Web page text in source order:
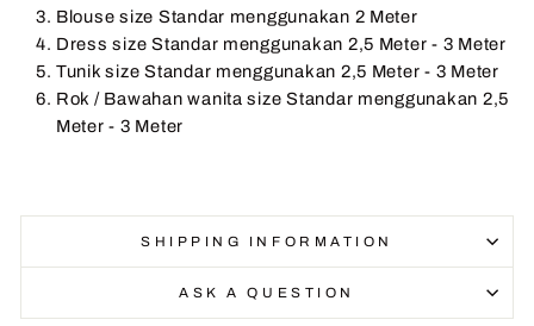
Blouse size Standar menggunakan 2 Meter
Dress size Standar menggunakan 2,5 Meter - 3 Meter
Tunik size Standar menggunakan 2,5 Meter - 3 Meter
Rok / Bawahan wanita size Standar menggunakan 2,5
Meter - 3 Meter
SHIPPING INFORMATION
ASK A QUESTION